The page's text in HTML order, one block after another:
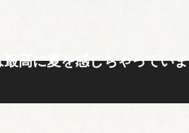
高に夏を感じちゃっていま